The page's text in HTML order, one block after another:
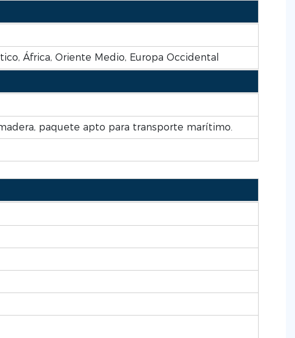
África, Oriente Medio, Europa Occidental
paquete apto para transporte marítimo.